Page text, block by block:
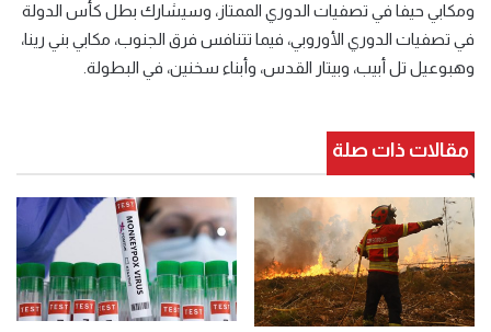
ومكابي حيفا في تصفيات الدوري الممتاز، وسيشارك بطل كأس الدولة
في تصفيات الدوري الأوروبي، فيما تتنافس فرق الجنوب، مكابي بني رينا،
وهبوعيل تل أبيب، وبيتار القدس، وأبناء سخنين، في البطولة.
مقالات ذات صلة